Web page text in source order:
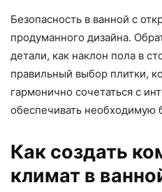
Безопасность в ванной с
продуманного дизайна.
детали, как наклон пола в
правильный выбор плитки,
гармонично сочетаться с
обеспечивать необходимую
Как создать
климат в